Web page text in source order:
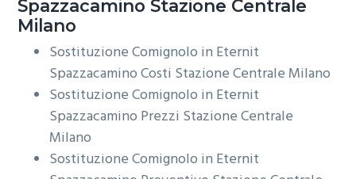
Spazzacamino Stazione Centrale
Milano
Sostituzione Comignolo in Eternit
Spazzacamino Costi Stazione Centrale Milano
Sostituzione Comignolo in Eternit
Spazzacamino Prezzi Stazione Centrale
Milano
Sostituzione Comignolo in Eternit